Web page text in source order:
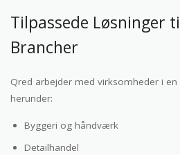
Tilpassede Løsninger
Brancher
Qred arbejder med virksomheder i
herunder:
Byggeri og håndværk
Detailhandel